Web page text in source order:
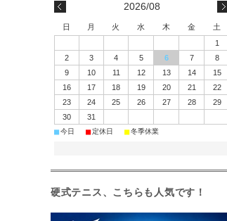
2026/08
日 月 火 水 木 金
土
1
2
3 4 5 6 7
8
9
10 11 12 13 14
15
16
17 18 19 20 21
22
23
24 25 26 27 28
29
30
31
■今日 ■定休日 ■冬季休業
硬式テニス、こちらも人気です！